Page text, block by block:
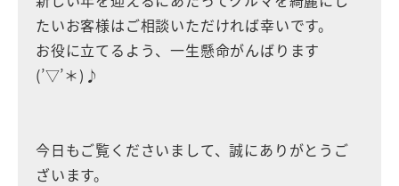
たいお客様はご相談いただければ幸いです。
お役に立てるよう、一生懸命がんばります
(’▽’＊)♪
今日もご覧くださいまして、誠にありがとうご
ざいます。